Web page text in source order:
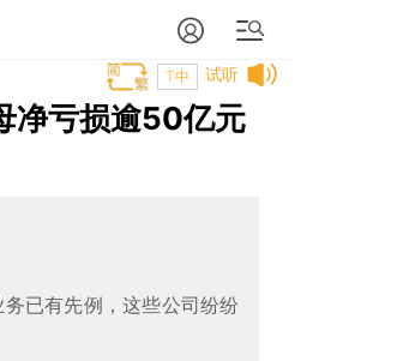
试听
T中
净亏损逾50亿元
已有先例，这些公司纷纷